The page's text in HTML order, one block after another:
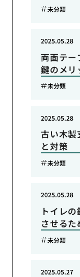
未分類
両面テー
鍵のメリ
2025.05.28
未分類
古い木製
と対策
2025.05.28
未分類
トイレ
させるた
2025.05.28
未分類
2025.05.27